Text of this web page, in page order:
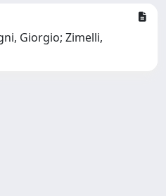
Giorgio; Zimelli,